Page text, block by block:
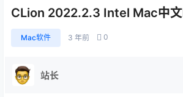
CLion 2022.2.3 Intel Mac中
Mac软件 3 年前 0
站长